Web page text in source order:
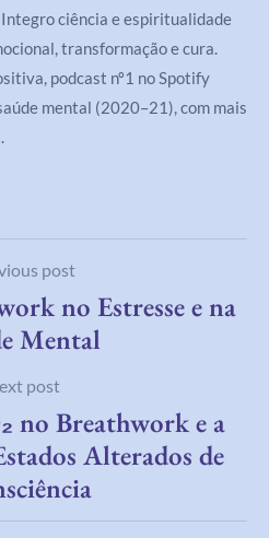
ciência e espiritualidade
transformação e cura.
podcast nº1 no Spotify
mental (2020–21), com mais
post
no Estresse e na
Mental
post
no Breathwork e a
Alterados de